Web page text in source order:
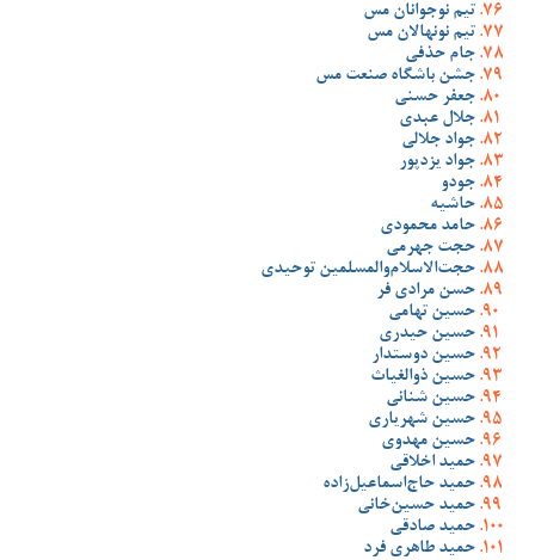
تیم نوجوانان مس
تیم نونهالان مس
جام حذفی
جشن باشگاه صنعت مس
جعفر حسنی
جلال عبدی
جواد جلالی
جواد یزدپور
جودو
حاشیه
حامد محمودی
حجت جهرمی
حجت‌الاسلام‌والمسلمین توحیدی
حسن مرادی فر
حسین تهامی
حسین حیدری
حسین دوستدار
حسین ذوالغیاث
حسین شنانی
حسین شهریاری
حسین مهدوی
حمید اخلاقی
حمید حاج‌اسماعیل‌زاده
حمید حسین‌خانی
حمید صادقی
حمید طاهری فرد